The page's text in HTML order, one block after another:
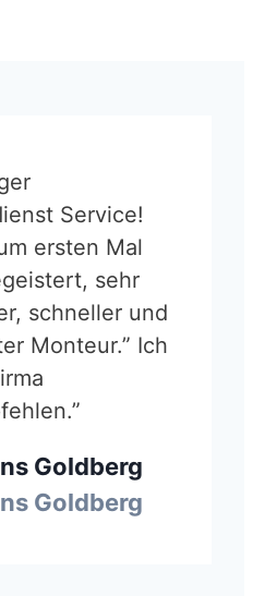
Service!
ersten Mal
sehr
schneller und
Monteur.” Ich
Goldberg
Goldberg